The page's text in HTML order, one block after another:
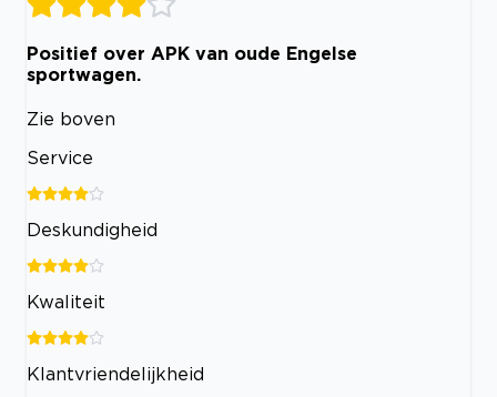
Positief over APK van oude Engelse
sportwagen.
Zie boven
Service
Deskundigheid
Kwaliteit
Klantvriendelijkheid